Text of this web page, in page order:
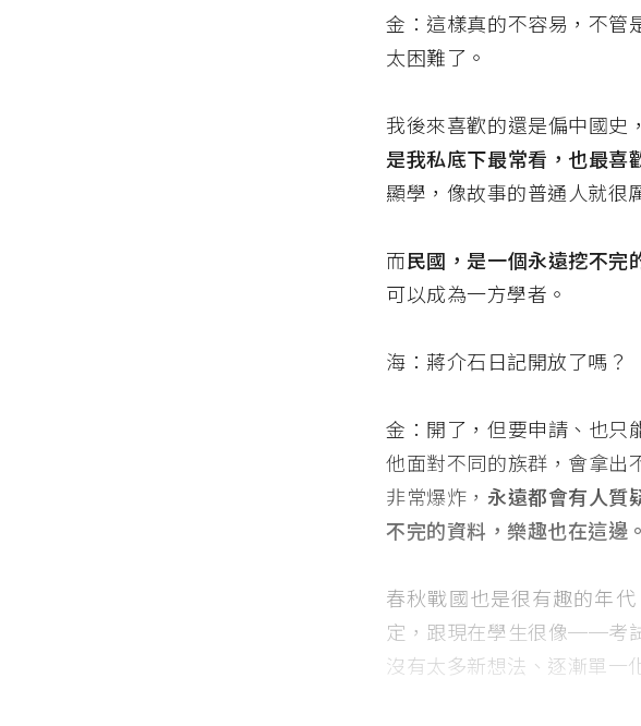
金：這樣真的不容易，不管
太困難了。
我後來喜歡的還是偏中國史，
是我私底下最常看，也最喜
顯學，像故事的普通人就很
而民國，是一個永遠挖不完
可以成為一方學者。
海：蔣介石日記開放了嗎？
金：開了，但要申請、也只
他面對不同的族群，會拿出
非常爆炸， 永遠都會有人質
不完的資料，樂趣也在這邊。
春秋戰國也是很有趣的年
定，跟現在學生很像──考
沒有太多新想法、逐漸單一